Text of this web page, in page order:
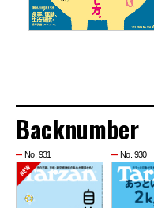
Backnumber
No. 931 No. 930